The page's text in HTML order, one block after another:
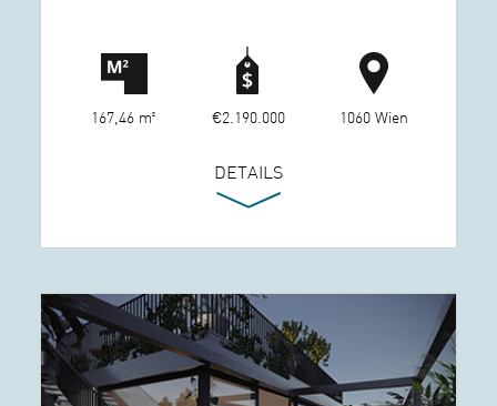
167,46 m² €2.190.000 1060 Wien
DETAILS